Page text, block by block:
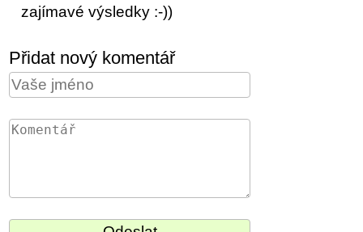
zajímavé výsledky :-))
Přidat nový komentář